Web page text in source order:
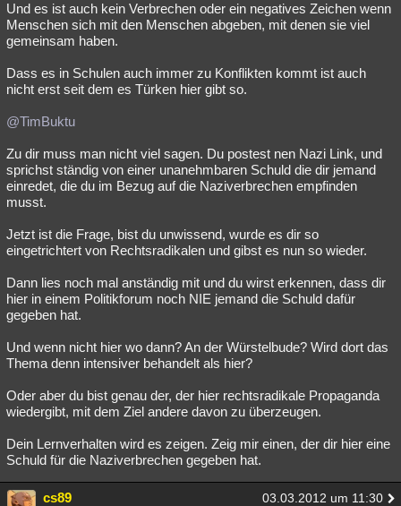
Und es ist auch kein Verbrechen oder ein negatives Zeichen wenn
Menschen sich mit den Menschen abgeben, mit denen sie viel
gemeinsam haben.
Dass es in Schulen auch immer zu Konflikten kommt ist auch
nicht erst seit dem es Türken hier gibt so.
@TimBuktu
Zu dir muss man nicht viel sagen. Du postest nen Nazi Link, und
sprichst ständig von einer unanehmbaren Schuld die dir jemand
einredet, die du im Bezug auf die Naziverbrechen empfinden
musst.
Jetzt ist die Frage, bist du unwissend, wurde es dir so
eingetrichtert von Rechtsradikalen und gibst es nun so wieder.
Dann lies noch mal anständig mit und du wirst erkennen, dass dir
hier in einem Politikforum noch NIE jemand die Schuld dafür
gegeben hat.
Und wenn nicht hier wo dann? An der Würstelbude? Wird dort das
Thema denn intensiver behandelt als hier?
Oder aber du bist genau der, der hier rechtsradikale Propaganda
wiedergibt, mit dem Ziel andere davon zu überzeugen.
Dein Lernverhalten wird es zeigen. Zeig mir einen, der dir hier eine
Schuld für die Naziverbrechen gegeben hat.
cs89 03.03.2012 um 11:30